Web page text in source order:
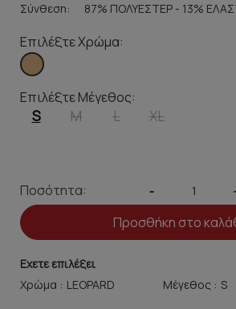
Σύνθεση:
87% ΠΟΛΥΕΣΤΕΡ - 13%
Επιλέξτε Χρώμα:
Επιλέξτε Μέγεθος:
S M L XL
Ποσότητα: -
Προσθήκη στο
Εχετε επιλέξει
Χρώμα :
Μέγεθος :